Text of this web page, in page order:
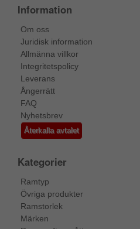
Information
Om oss
Juridisk information
Allmänna villkor
Integritetspolicy
Leverans
Ångerrätt
FAQ
Nyhetsbrev
Återkalla avtalet
Kategorier
Ramtyp
Övriga produkter
Ramstorlek
Märken